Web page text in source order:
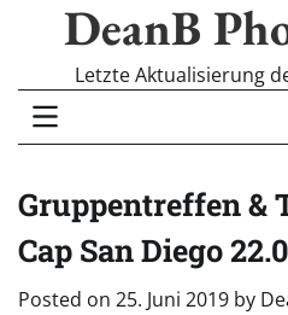
DeanB
Letzte Aktualisierung
Gruppentreffen &
Cap San Diego
Posted on 25. Juni 2019 by